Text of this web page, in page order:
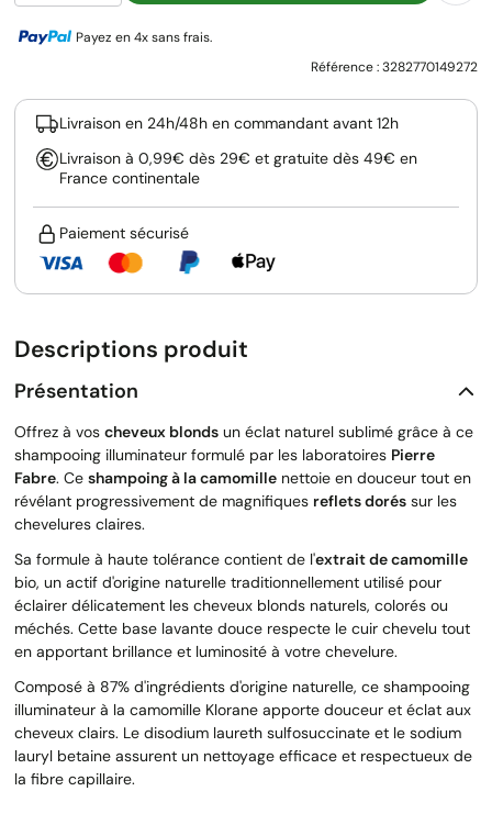
Payez en 4x sans frais.
Référence :3282770149272
Livraison en 24h/48h en commandant avant 12h
Livraison à 0,99€ dès 29€ et gratuite dès 49€ en
France continentale
Paiement sécurisé
Descriptions produit
Présentation
Offrez à vos cheveux blonds un éclat naturel sublimé grâce à ce
shampooing illuminateur formulé par les laboratoires Pierre
Fabre. Ce shampoing à la camomille nettoie en douceur tout en
révélant progressivement de magnifiques reflets dorés sur les
chevelures claires.
Sa formule à haute tolérance contient de l'extrait de camomille
bio, un actif d'origine naturelle traditionnellement utilisé pour
éclairer délicatement les cheveux blonds naturels, colorés ou
méchés. Cette base lavante douce respecte le cuir chevelu tout
en apportant brillance et luminosité à votre chevelure.
Composé à 87% d'ingrédients d'origine naturelle, ce shampooing
illuminateur à la camomille Klorane apporte douceur et éclat aux
cheveux clairs. Le disodium laureth sulfosuccinate et le sodium
lauryl betaine assurent un nettoyage efficace et respectueux de
la fibre capillaire.